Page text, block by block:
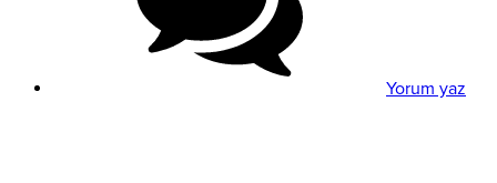
Yorum yaz